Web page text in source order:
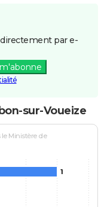
par e-
sur-Voueize
le Ministère de
1